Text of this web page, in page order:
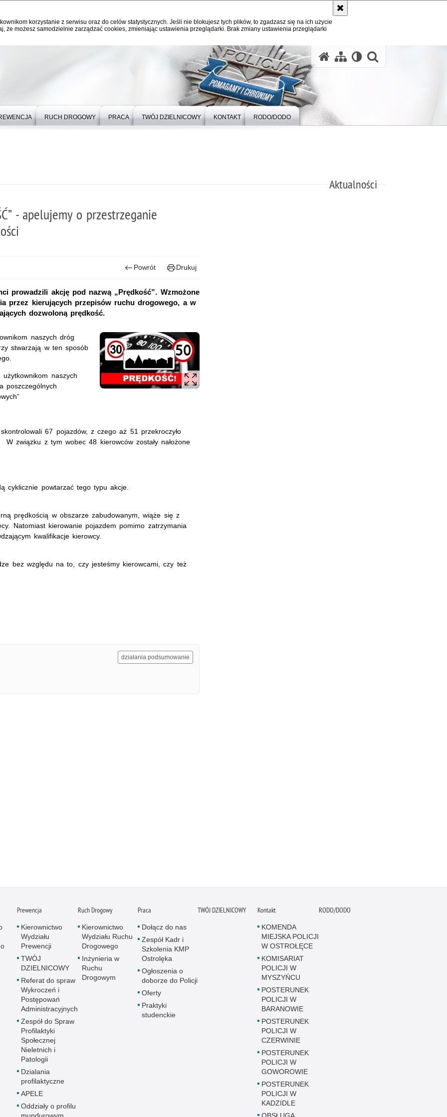
korzystanie z serwisu oraz do celów statystycznych. Jeśli nie blokujesz tych plików, to zgadzasz się na ich użycie
że możesz samodzielnie zarządzać cookies, zmieniając ustawienia przeglądarki. Brak zmiany ustawienia przeglądarki
RUCH DROGOWY PRACA TWÓJ DZIELNICOWY KONTAKT RODO/DODO
Aktualności
- apelujemy o przestrzeganie
Powrót Drukuj
prowadzili akcję pod nazwą „Prędkość”. Wzmożone
przez kierujących przepisów ruchu drogowego, a w
dozwoloną prędkość.
naszych dróg
stwarzają w ten sposób
użytkownikom naszych
poszczególnych
67 pojazdów, z czego aż 51 przekroczyło
związku z tym wobec 48 kierowców zostały nałożone
cyklicznie powtarzać tego typu akcje.
prędkością w obszarze zabudowanym, wiąże się z
Natomiast kierowanie pojazdem pomimo zatrzymania
kwalifikacje kierowcy.
bez względu na to, czy jesteśmy kierowcami, czy też
działania podsumowanie
Prewencja
Kierownictwo
Wydziału
Prewencji
TWÓJ
DZIELNICOWY
Referat do spraw
Wykroczeń i
Postępowań
Administracyjnych
Zespół do Spraw
Profilaktyki
Społecznej
Nieletnich i
Patologii
Dzialania
profilaktyczne
APELE
Oddziały o profilu
mundurowym
Ruch Drogowy
Kierownictwo
Wydziału Ruchu
Drogowego
Inżynieria w
Ruchu
Drogowym
Praca
Dołącz do nas
Zespół Kadr i
Szkolenia KMP
Ostrolęka
Ogłoszenia o
doborze do Policji
Oferty
Praktyki
studenckie
TWÓJ DZIELNICOWY Kontakt
KOMENDA
MIEJSKA POLICJI
W OSTROŁĘCE
KOMISARIAT
POLICJI W
MYSZYŃCU
POSTERUNEK
POLICJI W
BARANOWIE
POSTERUNEK
POLICJI W
CZERWINIE
POSTERUNEK
POLICJI W
GOWOROWIE
POSTERUNEK
POLICJI W
KADZIDLE
OBSŁUGA
RODO/DODO